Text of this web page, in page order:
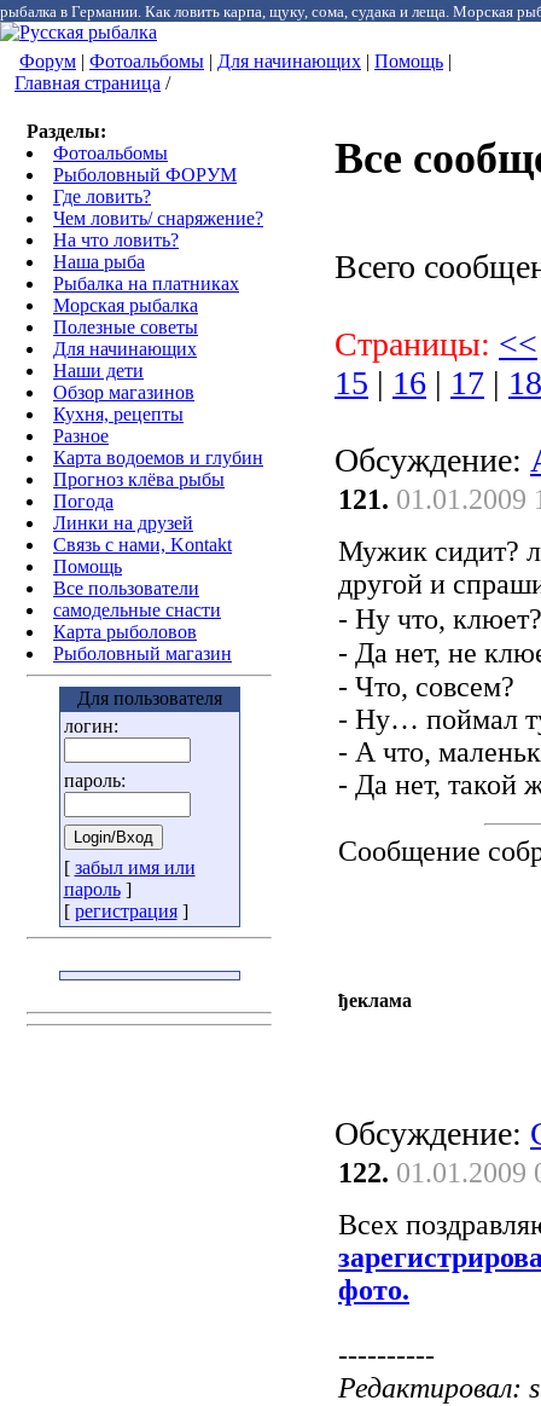
рыбалка в Германии. Как ловить карпа, щуку, сома, судака и леща. Морская
Форум | Фотоальбомы | Для начинающих | Помощь |
Главная страница /
Разделы:
Фотоальбомы
Рыболовный ФОРУМ
Где ловить?
Чем ловить/ снаряжение?
На что ловить?
Наша рыба
Рыбалка на платниках
Морская рыбалка
Полезные советы
Для начинающих
Наши дети
Обзор магазинов
Кухня, рецепты
Разное
Карта водоемов и глубин
Прогноз клёва рыбы
Погода
Линки на друзей
Связь с нами, Kontakt
Помощь
Все пользователи
самодельные снасти
Карта рыболовов
Рыболовный магазин
Для пользователя
логин:
пароль:
[ забыл имя или
пароль]
[ регистрация]
Все
Всего
Страницы: <<
15 | 16 | 17 | 18
Обсуждение:
121. 01.01.2009
Мужик сидит?
другой и
- Hу что,
- Да нет, не
- Что, совсем?
- Hу… поймал
- А что,
- Да нет, такой
Сообщение
ђеклама
Обсуждение:
122. 01.01.2009
Всех
фото.
----------
Редактировал: